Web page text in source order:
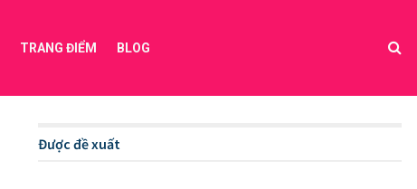
TRANG ĐIỂM BLOG
Được đề xuất